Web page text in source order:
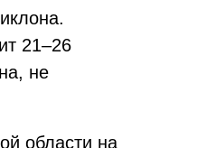
21–26
не
области на